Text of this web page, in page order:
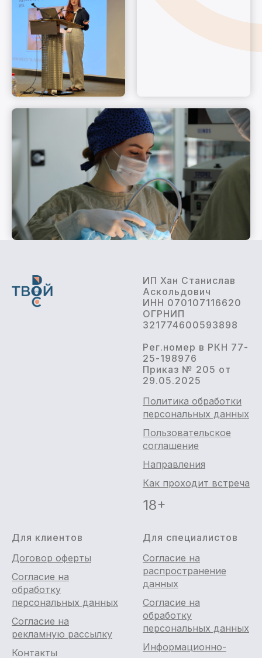
ИП Хан Станислав
Аскольдович
ИНН 070107116620
ОГРНИП
321774600593898
Рег.номер в РКН 77-
25-198976
Приказ № 205 от
29.05.2025
Политика обработки
персональных данных
Пользовательское
соглашение
Направления
Как проходит встреча
18+
Для клиентов
Договор оферты
Согласие на
обработку
персональных данных
Согласие на
рекламную рассылку
Контакты
Для специалистов
Согласие на
распространение
данных
Согласие на
обработку
персональных данных
Информационно-